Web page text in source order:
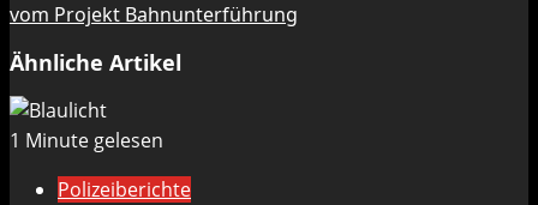
vom Projekt Bahnunterführung
Ähnliche Artikel
1 Minute gelesen
Polizeiberichte